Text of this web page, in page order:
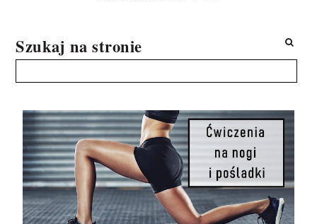
Szukaj na stronie